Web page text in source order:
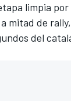
limpia
de
del